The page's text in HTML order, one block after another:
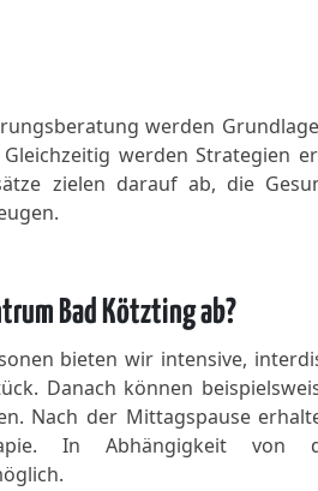
werden
werden Strategien
zielen darauf ab, die
Bad Kötzting ab?
bieten wir intensive,
Danach können
Nach der Mittagspause
In Abhängigkeit